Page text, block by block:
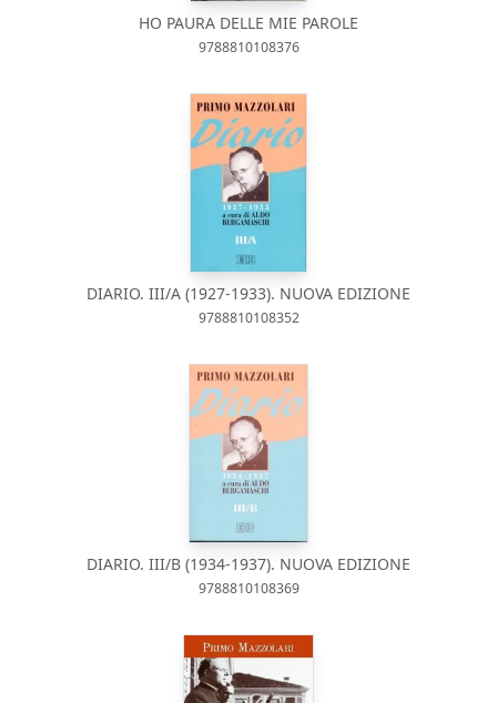
HO PAURA DELLE MIE PAROLE
9788810108376
DIARIO. III/A (1927-1933). NUOVA EDIZIONE
9788810108352
DIARIO. III/B (1934-1937). NUOVA EDIZIONE
9788810108369